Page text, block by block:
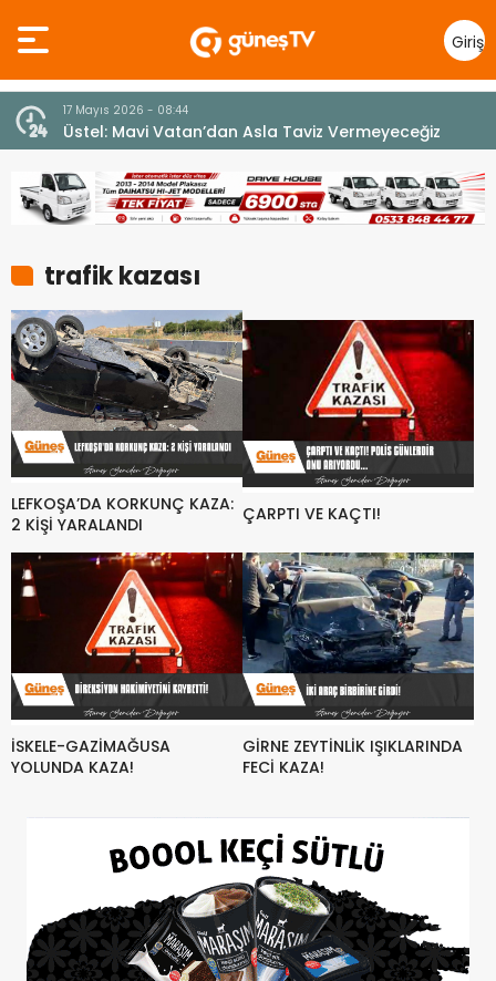
Giriş
Yap
7 Ağustos 2026 - 12:36
ÜSTEL: “ERENKÖY RUHU SONSUZA DEK YAŞAYACAK”
trafik kazası
LEFKOŞA’DA KORKUNÇ KAZA:
2 KİŞİ YARALANDI
ÇARPTI VE KAÇTI!
İSKELE-GAZİMAĞUSA
YOLUNDA KAZA!
GİRNE ZEYTİNLİK IŞIKLARINDA
FECİ KAZA!